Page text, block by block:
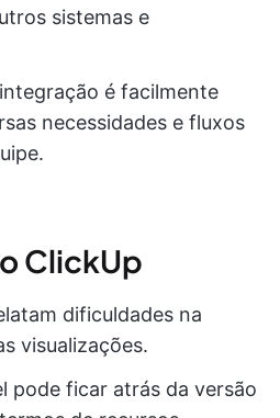
sistemas e
é facilmente
necessidades e fluxos
ClickUp
dificuldades na
visualizações.
pode ficar atrás da versão